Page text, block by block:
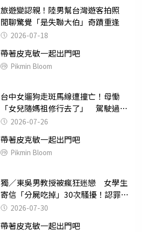
旅遊變認親！陸男幫台灣遊客拍照
閒聊驚覺「是失聯大伯」奇蹟重逢
2026-07-18
帶著皮克敏一起出門吧
Pikmin Bloom
台中女遛狗走斑馬線遭撞亡！母慟
「女兒隨媽祖修行去了」 駕駛過失
致死判9月
2026-07-26
帶著皮克敏一起出門吧
Pikmin Bloom
獨／東吳男教授被瘋狂迷戀 女學生
寄信「分屍吃掉」30次騷擾！認罪免
關 2026-07-30
帶著皮克敏一起出門吧